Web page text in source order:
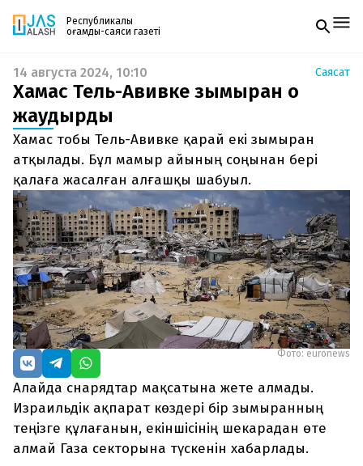
Республикалық
қоғамдық-саяси газеті
Жаңалықтар
Спорт
Live
Руханият
Аймақ
Архив
Заң және тәртіп
Редакциямен байланыс
+7 708 604 51 06
Жарнама бөлімі
+7 701 220 64 52
Пошта
zhasalash100@gmail.com
Газетке жазылу
PDF форматтағы газетті ай сайын электронды
поштаңызға алып отырыңыз. Жаңа нөмір
шыққан сәтте сізге бірден жіберіледі. Тек email
енгізіңіз, біз қалғанын өзіміз жібереміз.
14 августа 2024, 10:10 Саясат
Хамас Тель-Авивке зымыран оқ
жаудырды
Хамас тобы Тель-Авивке қарай екі зымыран
атқылады. Бұл мамыр айының соңынан бері
қалаға жасалған алғашқы шабуыл.
Фото: euronews
Алайда снарядтар мақсатына жете алмады.
Израильдік ақпарат көздері бір зымыранның
теңізге құлағанын, екіншісінің шекарадан өте
алмай Газа секторына түскенін хабарлады.